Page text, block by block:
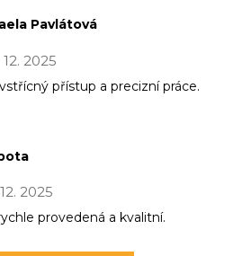
Pavlátová
12. 2025
přístup a precizní práce.
12. 2025
provedená a kvalitní.